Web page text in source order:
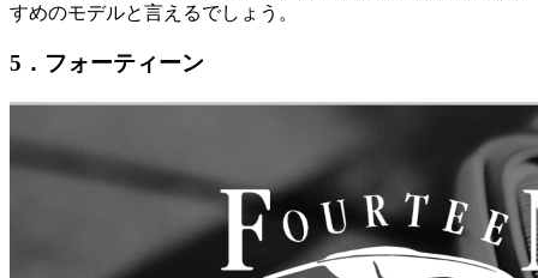
すめのモデルと言えるでしょう。
5．フォーティーン